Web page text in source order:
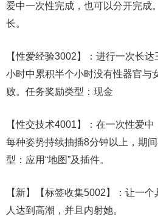
爱中一次性完成，也可以分开完成
长。
【性爱经验3002】：进行一次长
小时中累积半个小时没有性器官与
败。任务奖励类型：现金
【性交技术4001】：在一次性爱中
每种姿势持续抽插8分钟以上，期
型：应用“地图”及插件。
【新】【标签收集5002】：让一个
人达到高潮，并且内射她。